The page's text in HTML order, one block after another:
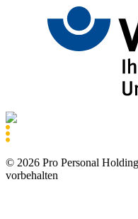
© 2026 Pro Personal
vorbehalten